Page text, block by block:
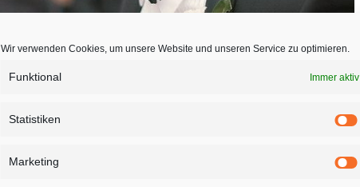
Wir verwenden Cookies, um unsere Website und unseren Service zu optimieren.
Funktional Immer aktiv
Statistiken
Marketing